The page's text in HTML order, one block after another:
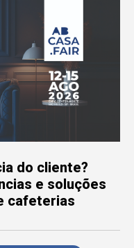
do cliente?
e soluções
cafeterias